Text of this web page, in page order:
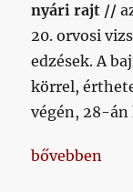
nyári rajt //
20. orvosi
edzések. A
körrel,
végén, 28-án
„Hetikispest
bővebben